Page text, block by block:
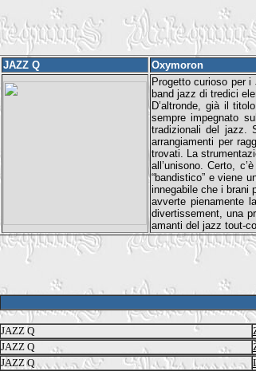
JAZZ Q Oxymoron
Progetto curioso per
band jazz di tredici
D’altronde, già il
sempre impegnato
tradizionali del jazz.
arrangiamenti per
trovati. La
all’unisono. Certo,
“bandistico” e viene
innegabile che i brani
avverte pienamente
divertissement, una
amanti del jazz tout-
JAZZ Q
JAZZ Q
JAZZ Q